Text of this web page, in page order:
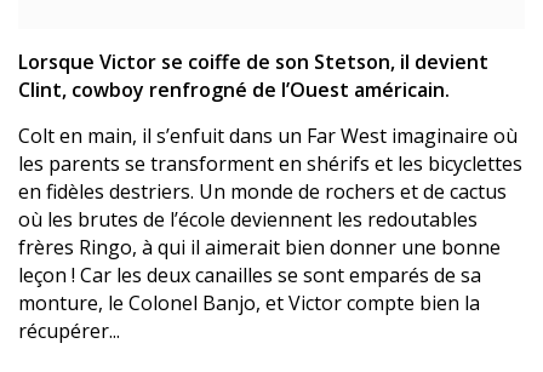
Lorsque Victor se coiffe de son Stetson, il devient
Clint, cowboy renfrogné de l’Ouest américain.
Colt en main, il s’enfuit dans un Far West imaginaire où
les parents se transforment en shérifs et les bicyclettes
en fidèles destriers. Un monde de rochers et de cactus
où les brutes de l’école deviennent les redoutables
frères Ringo, à qui il aimerait bien donner une bonne
leçon ! Car les deux canailles se sont emparés de sa
monture, le Colonel Banjo, et Victor compte bien la
récupérer...